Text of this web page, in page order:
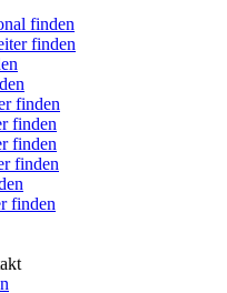
finden
finden
finden
finden
finden
finden
finden